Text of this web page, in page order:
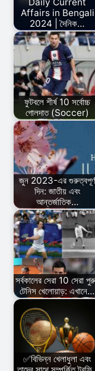
Affairs in Bengali
2024 | দৈনিক…
ফুটবলে শীর্ষ 10 সর্বোচ্চ
গোলদাত (Soccer)
জুন 2023-এর
দিন: জাতীয় এবং
আন্তর্জাতিক…
সর্বকালের সেরা 10 সেরা
টেনিস খেলোয়াড়: এখানে…
✅বিভিন্ন খেলাধুলা এবং